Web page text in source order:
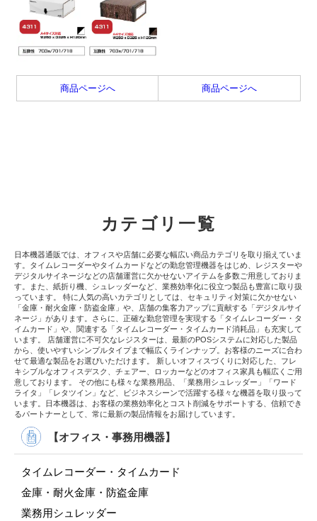
商品ページへ 商品ページへ
カテゴリ一覧
日本機器通販では、オフィスや店舗に必要な幅広い商品カテゴリを取り揃えていま
す。タイムレコーダーやタイムカードなどの勤怠管理機器をはじめ、レジスターや
デジタルサイネージなどの店舗運営に欠かせないアイテムを多数ご用意しておりま
す。また、紙折り機、シュレッダーなど、業務効率化に役立つ製品も豊富に取り扱
っています。 特に人気の高いカテゴリとしては、セキュリティ対策に欠かせない
「金庫・耐火金庫・防盗金庫」や、店舗の集客力アップに貢献する「デジタルサイ
ネージ」があります。さらに、正確な勤怠管理を実現する「タイムレコーダー・タ
イムカード」や、関連する「タイムレコーダー・タイムカード消耗品」も充実して
います。 店舗運営に不可欠なレジスターは、最新のPOSシステムに対応した製品
から、使いやすいシンプルタイプまで幅広くラインナップ。お客様のニーズに合わ
せて最適な製品をお選びいただけます。 新しいオフィスづくりに対応した、フレ
キシブルなオフィスデスク、チェアー、ロッカーなどのオフィス家具も幅広くご用
意しております。 その他にも様々な業務用品、「業務用シュレッダー」「ワード
ライタ」「レタツイン」など、ビジネスシーンで活躍する様々な機器を取り扱って
います。日本機器は、お客様の業務効率化とコスト削減をサポートする、信頼でき
るパートナーとして、常に最新の製品情報をお届けしています。
【オフィス・事務用機器】
タイムレコーダー・タイムカード
金庫・耐火金庫・防盗金庫
業務用シュレッダー